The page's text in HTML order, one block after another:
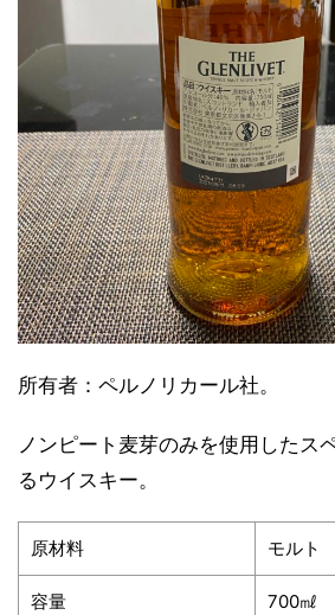
所有者：ペルノリカール社。
ノンピート麦芽のみを使用したス
るウイスキー。
原材料 モルト
容量 700㎖